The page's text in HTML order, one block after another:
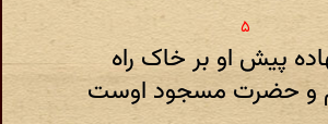
پیش او بر خاک راه
و حضرت مسجود اوست